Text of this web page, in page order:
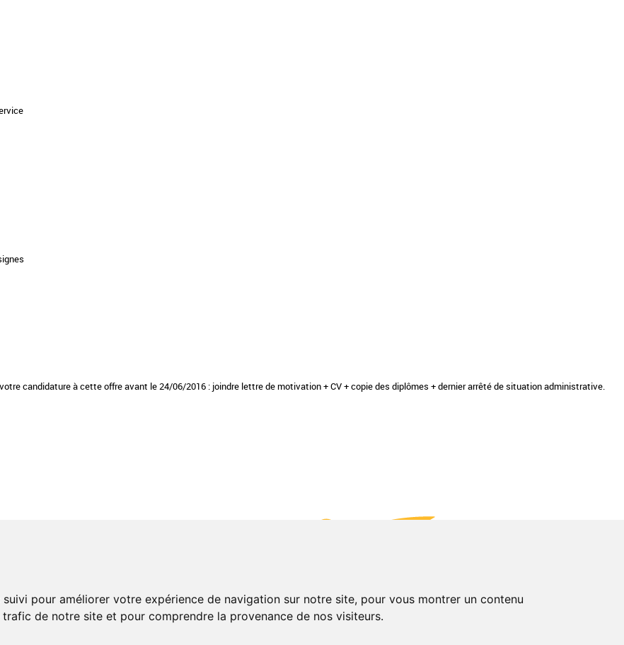
pour améliorer votre expérience de navigation sur notre site, pour vous montrer un contenu
de notre site et pour comprendre la provenance de nos visiteurs.
candidature à cette offre avant le 24/06/2016 : joindre lettre de motivation + CV + copie des diplômes + dernier arrêté de situation administrative.
politique restauration
signataires
LIVRES BLANCS
ESPACE ADHÉRENTS